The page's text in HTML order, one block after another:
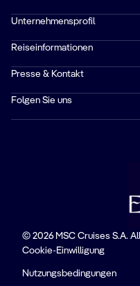
Unternehmensprofil
Reiseinformationen
Presse & Kontakt
Folgen Sie uns
© 2026 MSC Cruises S.A.
Cookie-Einwilligung
Nutzungsbedingungen